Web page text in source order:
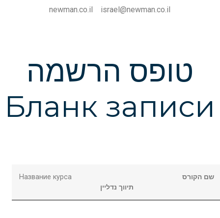
newman.co.il israel@newman.co.il
טופס הרשמה
Бланк записи
Название курса
שם הקורס
תיווך נדליין